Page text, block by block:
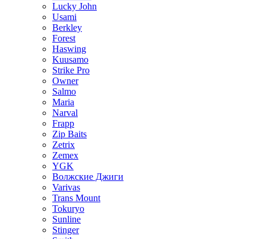
Lucky John
Usami
Berkley
Forest
Haswing
Kuusamo
Strike Pro
Owner
Salmo
Maria
Narval
Frapp
Zip Baits
Zetrix
Zemex
YGK
Волжские Джиги
Varivas
Trans Mount
Tokuryo
Sunline
Stinger